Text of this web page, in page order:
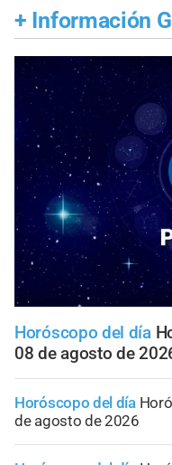
+ Información
Horóscopo del día
08 de agosto de
Horóscopo del día
de agosto de 2026